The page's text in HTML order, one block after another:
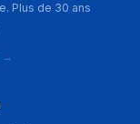
Plus de 30 ans
→